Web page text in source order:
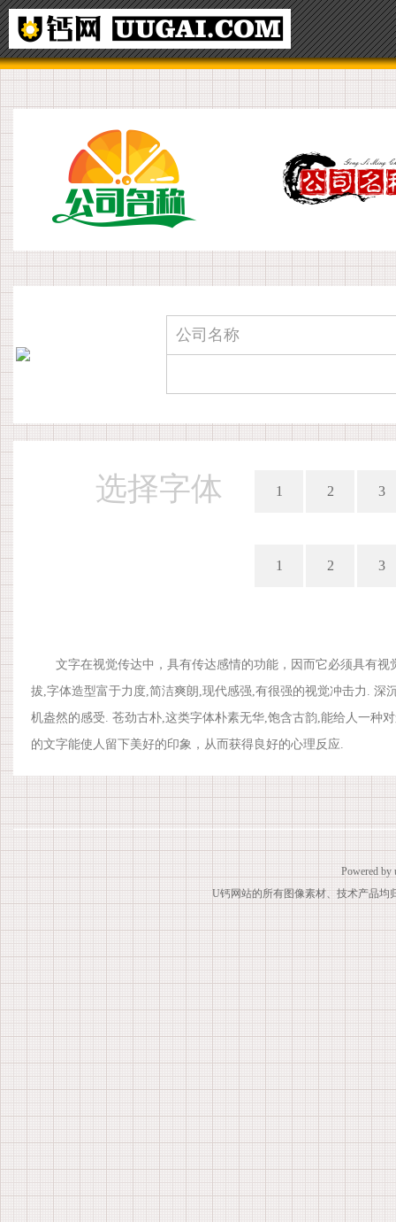
选择字体 1 2 3
1 2 3
文字在视觉传达中，具有传达感情的功能，因而它必须具有
拔,字体造型富于力度,简洁爽朗,现代感强,有很强的视觉冲击力.
机盎然的感受. 苍劲古朴,这类字体朴素无华,饱含古韵,能给人一种
的文字能使人留下美好的印象，从而获得良好的心理反应.
Powered by
U钙网站的所有图像素材、技术产品均